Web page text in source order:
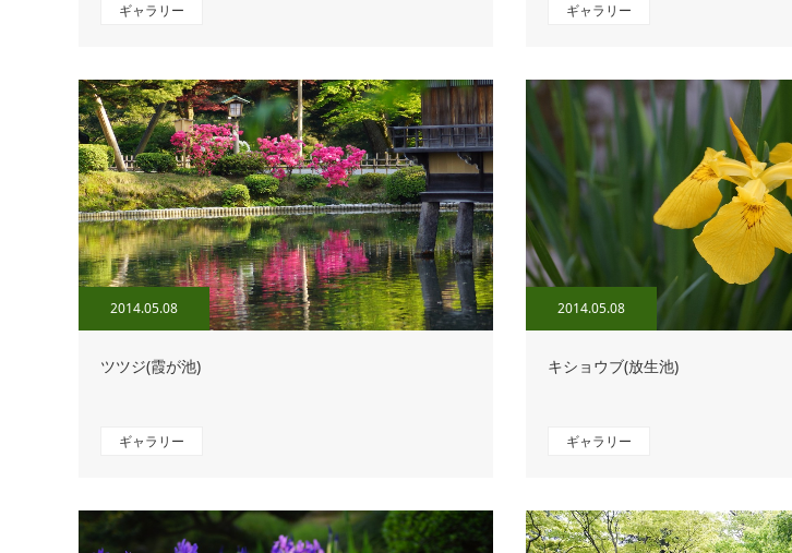
ギャラリー ギャラリー
2014.05.08
ツツジ(霞が池)
ギャラリー
2014.05.08
キショウブ(放生池)
ギャラリー